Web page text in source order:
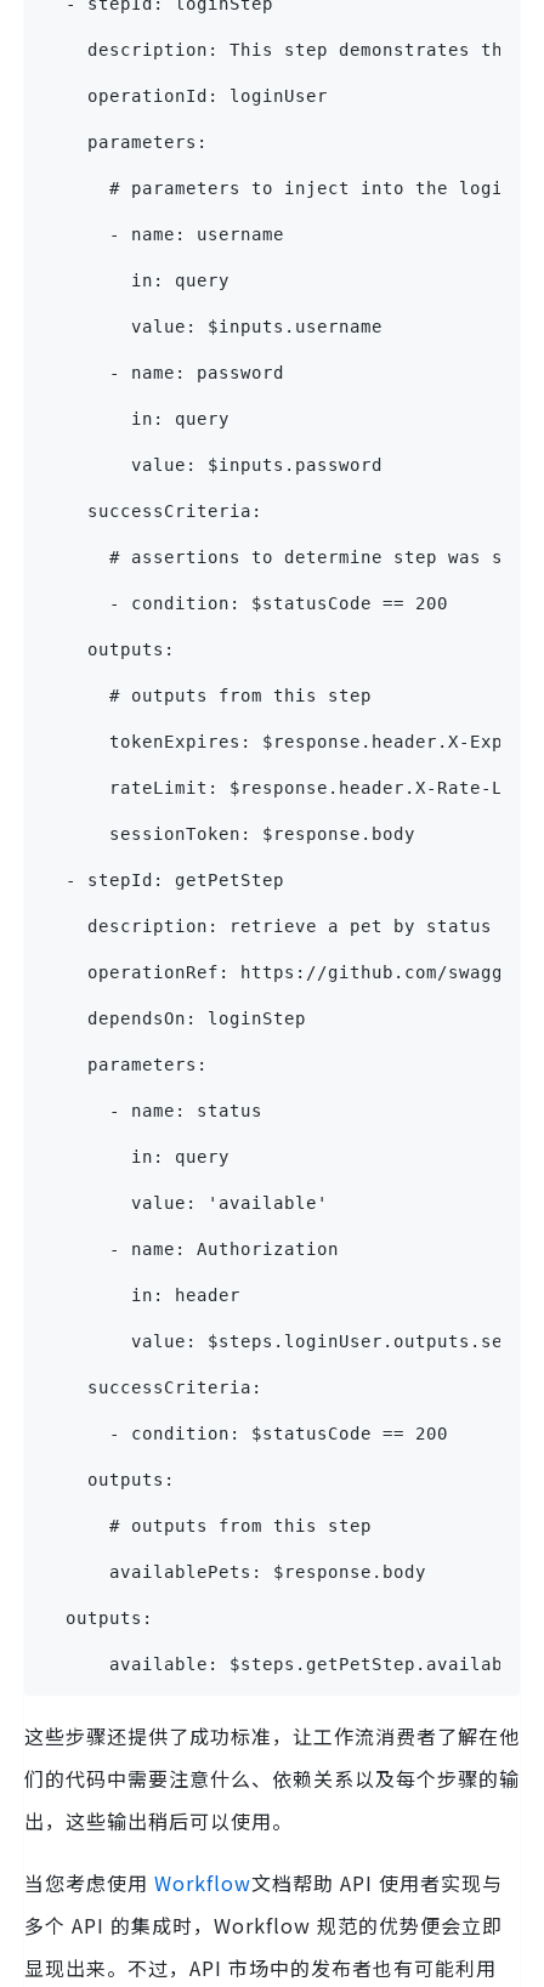
description: This step demonstrates the
    operationId: loginUser
    parameters:
# parameters to inject into the
      - name: username
        in: query
        value: $inputs.username
      - name: password
        in: query
        value: $inputs.password
    successCriteria:
# assertions to determine step was
      - condition: $statusCode == 200
    outputs:
      # outputs from this step
tokenExpires: $response.header.X-
rateLimit: $response.header.X-Rate-
      sessionToken: $response.body
  - stepId: getPetStep
description: retrieve a pet by status
operationRef: https://github.com/
    dependsOn: loginStep
    parameters:
      - name: status
        in: query
        value: 'available'
      - name: Authorization
        in: header
value:
    successCriteria:
      - condition: $statusCode == 200
    outputs:
      # outputs from this step
      availablePets: $response.body
  outputs:
available:
这些步骤还提供了成功标准，让工作流消费者了解在他
们的代码中需要注意什么、依赖关系以及每个步骤的输
出，这些输出稍后可以使用。
当您考虑使用 Workflow文档帮助 API 使用者实现与
多个 API 的集成时，Workflow 规范的优势便会立即
显现出来。不过，API 市场中的发布者也有可能利用